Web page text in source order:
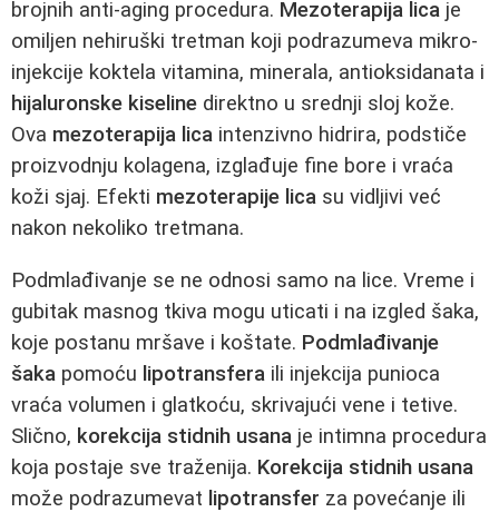
brojnih anti-aging procedura. Mezoterapija lica je
omiljen nehiruški tretman koji podrazumeva mikro-
injekcije koktela vitamina, minerala, antioksidanata i
hijaluronske kiseline direktno u srednji sloj kože.
Ova mezoterapija lica intenzivno hidrira, podstiče
proizvodnju kolagena, izglađuje fine bore i vraća
koži sjaj. Efekti mezoterapije lica su vidljivi već
nakon nekoliko tretmana.
Podmlađivanje se ne odnosi samo na lice. Vreme i
gubitak masnog tkiva mogu uticati i na izgled šaka,
koje postanu mršave i koštate. Podmlađivanje
šaka pomoću lipotransfera ili injekcija punioca
vraća volumen i glatkoću, skrivajući vene i tetive.
Slično, korekcija stidnih usana je intimna procedura
koja postaje sve traženija. Korekcija stidnih usana
može podrazumevat lipotransfer za povećanje ili